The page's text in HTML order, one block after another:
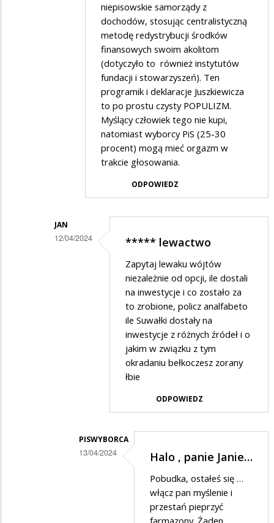
niepisowskie samorządy z
dochodów, stosując centralistyczną
metodę redystrybucji środków
finansowych swoim akolitom
(dotyczyło to również instytutów
fundacji i stowarzyszeń). Ten
programik i deklaracje Juszkiewicza
to po prostu czysty POPULIZM.
Myślący człowiek tego nie kupi,
natomiast wyborcy PiS (25-30
procent) mogą mieć orgazm w
trakcie głosowania.
ODPOWIEDZ
JAN
12/04/2024
rozumiem.....
***** lewactwo
Zapytaj lewaku wójtów
niezależnie od opcji, ile dostali
na inwestycje i co zostało za
to zrobione, policz analfabeto
ile Suwałki dostały na
inwestycje z różnych źródeł i o
jakim w związku z tym
okradaniu bełkoczesz zorany
łbie
ODPOWIEDZ
PISWYBORCA
13/04/2024 Halo , panie Janie…
Pobudka, ostałeś się …
włącz pan myślenie i
przestań pieprzyć